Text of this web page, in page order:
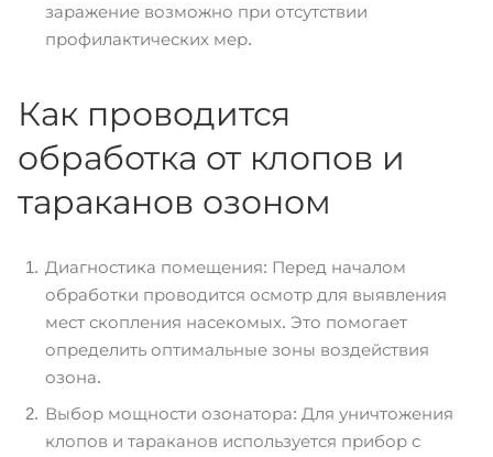
заражение возможно при отсутствии
профилактических мер.
Как проводится
обработка от клопов и
тараканов озоном
Диагностика помещения: Перед началом
обработки проводится осмотр для выявления
мест скопления насекомых. Это помогает
определить оптимальные зоны воздействия
озона.
Выбор мощности озонатора: Для уничтожения
клопов и тараканов используется прибор с